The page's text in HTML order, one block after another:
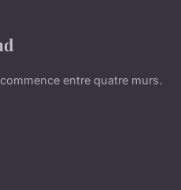
entre quatre murs.